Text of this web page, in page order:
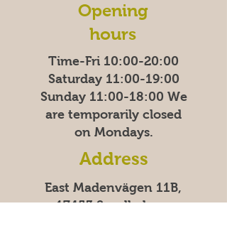
Opening
hours
Time-Fri 10:00-20:00
Saturday 11:00-19:00
Sunday 11:00-18:00 We
are temporarily closed
on Mondays.
Address
East Madenvägen 11B,
17453 Sundbyberg